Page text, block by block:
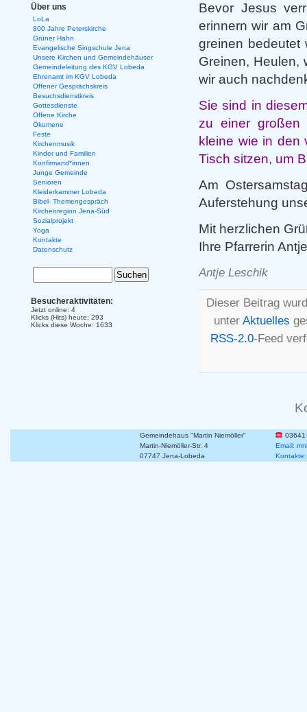
Bevor Jesus
erinnern wir am
greinen bedeutet
Greinen, Heulen,
wir auch
Sie sind in
zu einer großen
kleine wie in den
Tisch sitzen, um
Am
Auferstehung
Mit herzlichen
Ihre Pfarrerin
Antje Leschik
Dieser Beitrag
unter Aktuelles
RSS-2.0-Feed
Über uns
LoLa
800 Jahre Peterskirche
Grüner Hahn
Evangelische Singschule Jena
Unsere Kirchen und Gemeindehäuser
Gemeindeleitung des KGV Lobeda
Ehrenamt im KGV Lobeda
Offener Gesprächskreis
Besuchsdienstkreis
Gottesdienste
Offene Kirche
Ökumene
Feste
Kirchenmusik
Kinder und Familien
Konfirmand*innen
Junge Gemeinde
Senioren
Kleiderkammer Lobeda
Bibel- Themengespräch
Kirchenregion Jena-Süd
Sozialprojekt
Yoga
Kontakte
Datenschutz
Besucheraktivitäten:
Jetzt online: 4
Klicks (Hits) heute: 293
Klicks diese Woche: 1633
Gemeindehaus "Martin Niemöller"
Martin-Niemöller-Str. 4
Email:
07747 Jena-Lobeda